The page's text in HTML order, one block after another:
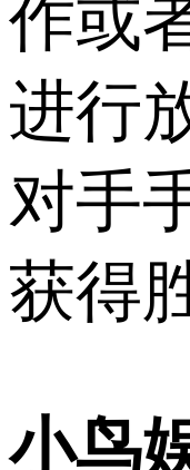
作或
进行
对手
获得
小鸟